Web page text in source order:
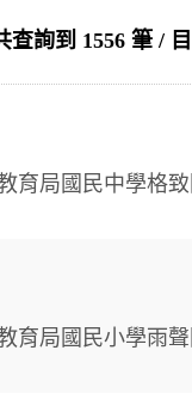
詢到 1556 筆 / 目
育局國民中學格
育局國民小學雨